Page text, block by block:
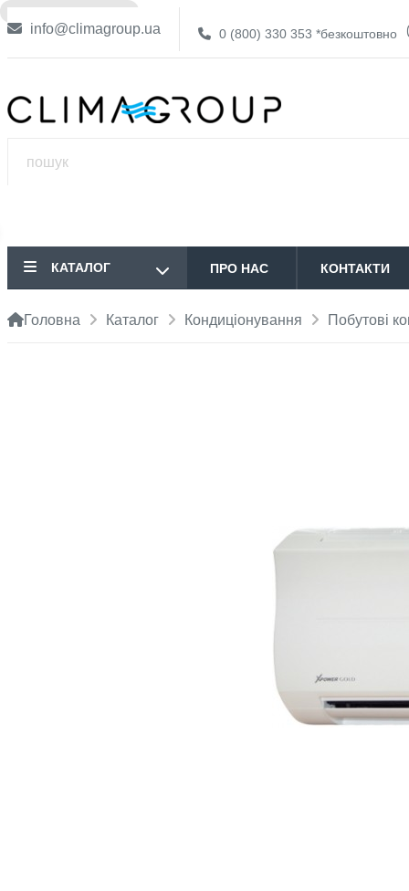
info@climagroup.ua 0 (800) 330 353 *безкоштовно
КАТАЛОГ ПРО НАС КОНТАКТИ
Головна Каталог Кондиціонування Побутові
❌ НЕМА В НАЯВНОСТІ